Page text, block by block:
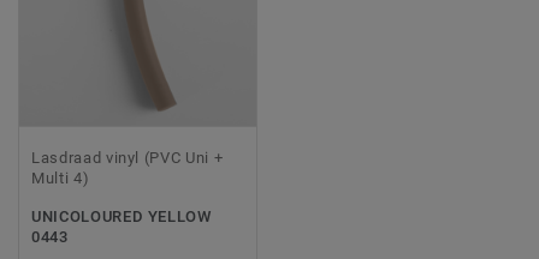
Lasdraad vinyl (PVC Uni +
Multi 4)
UNICOLOURED YELLOW
0443